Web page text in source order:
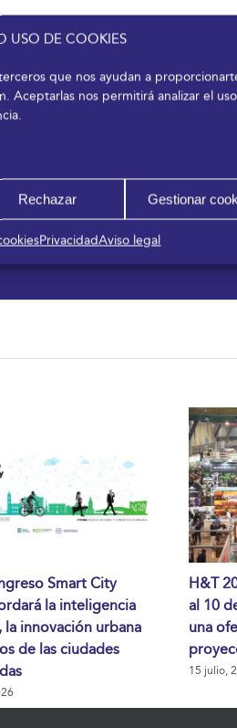
USO DE COOKIES
que nos ayudan a
Aceptarlas nos permitirá analizar el
Rechazar Gestionar
PrivacidadAviso legal
en el año 1968.
García. Emprende con ilusión
Smart City
la inteligencia
la innovación urbana
de las ciudades
H&T
al 10
una
15 julio,